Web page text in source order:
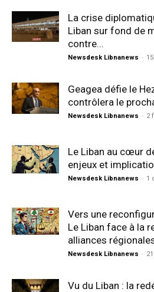
La crise
Liban sur fond de
contre...
Newsdesk Libnanews -
Geagea défie le
contrôlera le
Newsdesk Libnanews - 2
Le Liban au cœur
enjeux et
Newsdesk Libnanews - 1
Vers une
Le Liban face à la
alliances
Newsdesk Libnanews -
Vu du Liban : la